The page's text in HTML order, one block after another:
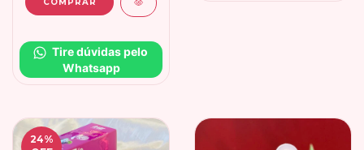
Tire dúvidas pelo
Whatsapp
24%